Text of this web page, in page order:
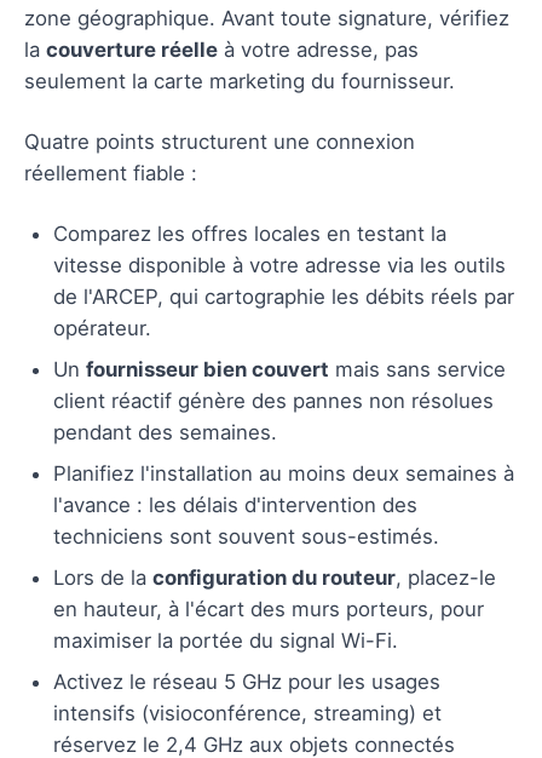
zone géographique. Avant toute signature, vérifiez
la couverture réelle à votre adresse, pas
seulement la carte marketing du fournisseur.
Quatre points structurent une connexion
réellement fiable :
Comparez les offres locales en testant la
vitesse disponible à votre adresse via les outils
de l'ARCEP, qui cartographie les débits réels par
opérateur.
Un fournisseur bien couvert mais sans service
client réactif génère des pannes non résolues
pendant des semaines.
Planifiez l'installation au moins deux semaines à
l'avance : les délais d'intervention des
techniciens sont souvent sous-estimés.
Lors de la configuration du routeur, placez-le
en hauteur, à l'écart des murs porteurs, pour
maximiser la portée du signal Wi-Fi.
Activez le réseau 5 GHz pour les usages
intensifs (visioconférence, streaming) et
réservez le 2,4 GHz aux objets connectés